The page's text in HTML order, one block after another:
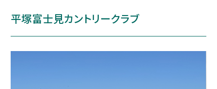
平塚富士見カントリークラブ